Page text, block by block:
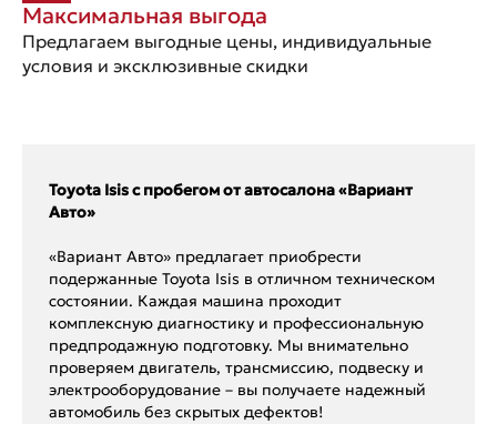
Максимальная выгода
Предлагаем выгодные цены, индивидуальные
условия и эксклюзивные скидки
Toyota Isis с пробегом от автосалона «Вариант
Авто»
«Вариант Авто» предлагает приобрести
подержанные Toyota Isis в отличном техническом
состоянии. Каждая машина проходит
комплексную диагностику и профессиональную
предпродажную подготовку. Мы внимательно
проверяем двигатель, трансмиссию, подвеску и
электрооборудование – вы получаете надежный
автомобиль без скрытых дефектов!